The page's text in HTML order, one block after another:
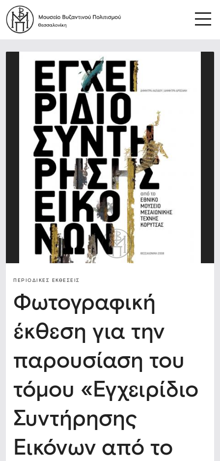
ΠΕΡΙΟΔΙΚΈΣ ΕΚΘΈΣΕΙΣ
Φωτογραφική
έκθεση για την
παρουσίαση του
τόμου «Εγχειρίδιο
Συντήρησης
Εικόνων από το